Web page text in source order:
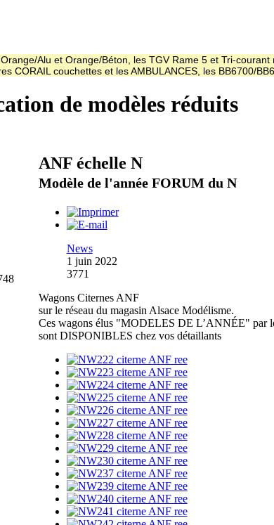
Alu et Orange/Béton, les TGV Rame 5 et Tri-
CORAIL couchettes et les AMBULANCES, les BB6700/
de modèles réduits
ANF échelle N
Modèle de l'année FORUM du N
News
1 juin 2022
3771
Wagons Citernes ANF
sur le réseau du magasin Alsace Modélisme.
Ces wagons élus "MODELES DE L’ANNÉE" par
sont DISPONIBLES chez vos détaillants